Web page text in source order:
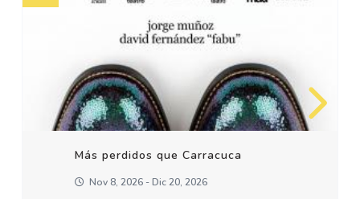
Más perdidos que Carracuca
Nov 8, 2026 - Dic 20, 2026